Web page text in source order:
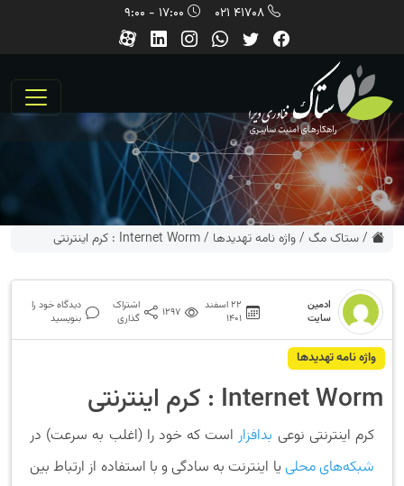
41708 021
/ستاک مگ /واژه نامه تهديدها /Internet Worm : کرم اینترنتی
ادمین
سایت
22 اسفند
1401
1297
اشتراک
گذاری
دیدگاه خود را
بنویسید
واژه نامه تهديدها
Internet Worm : کرم اینترنتی
کرم اینترنتی نوعی بدافزار است که خود را (اغلب به سرعت) در
شبکه‌های محلی یا اینترنت به سادگی و با استفاده از ارتباط بین